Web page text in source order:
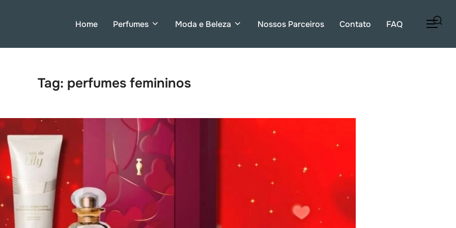
Home Perfumes Moda e Beleza Nossos Parceiros Contato FAQ
Pesquisar
Tag: perfumes femininos